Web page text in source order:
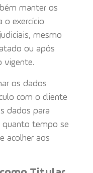
manter os
o exercício
mesmo
ou após
vigente.
os dados
com o cliente
dados para
quanto tempo se
acolher aos